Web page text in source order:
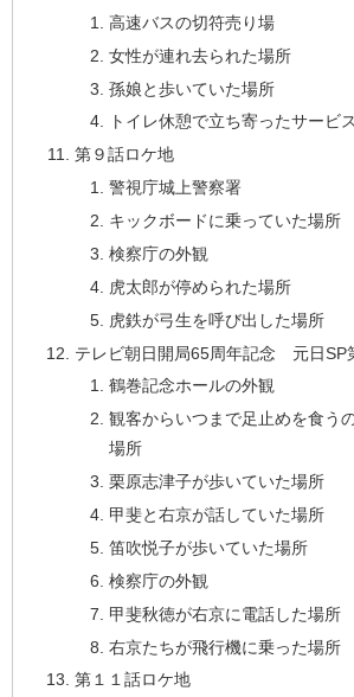
高速バスの切符売り場
女性が連れ去られた場所
孫娘と歩いていた場所
トイレ休憩で立ち寄ったサービ
第９話ロケ地
警視庁城上警察署
キックボードに乗っていた場所
検察庁の外観
虎太郎が停められた場所
虎鉄が弓生を呼び出した場所
テレビ朝日開局65周年記念 元日SP
鶴巻記念ホールの外観
観客からいつまで足止めを食う
場所
栗原志津子が歩いていた場所
甲斐と右京が話していた場所
笛吹悦子が歩いていた場所
検察庁の外観
甲斐秋徳が右京に電話した場所
右京たちが飛行機に乗った場所
第１１話ロケ地